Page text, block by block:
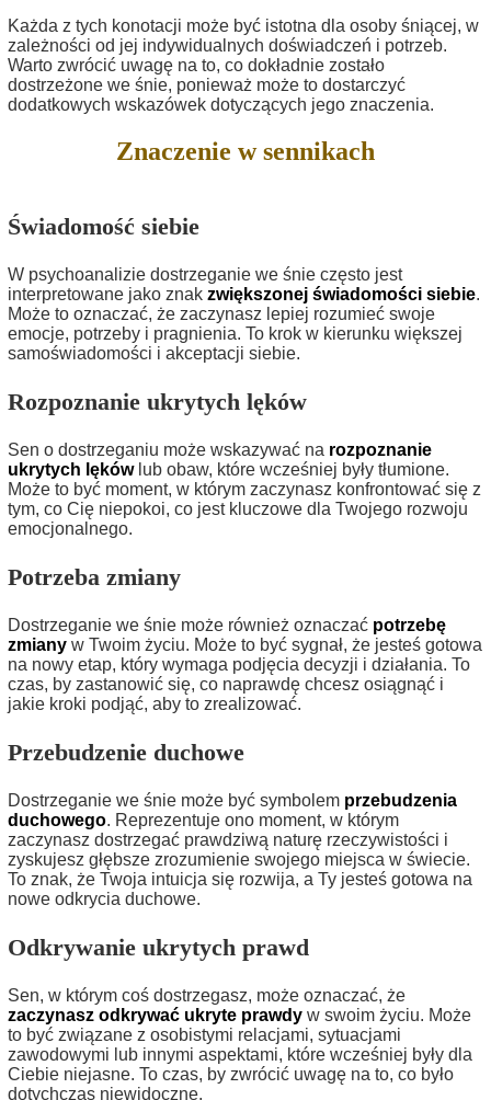
Każda z tych konotacji może być istotna dla osoby śniącej, w
zależności od jej indywidualnych doświadczeń i potrzeb.
Warto zwrócić uwagę na to, co dokładnie zostało
dostrzeżone we śnie, ponieważ może to dostarczyć
dodatkowych wskazówek dotyczących jego znaczenia.
Znaczenie w sennikach
Świadomość siebie
W psychoanalizie dostrzeganie we śnie często jest
interpretowane jako znak zwiększonej świadomości siebie.
Może to oznaczać, że zaczynasz lepiej rozumieć swoje
emocje, potrzeby i pragnienia. To krok w kierunku większej
samoświadomości i akceptacji siebie.
Rozpoznanie ukrytych lęków
Sen o dostrzeganiu może wskazywać na rozpoznanie
ukrytych lękówlub obaw, które wcześniej były tłumione.
Może to być moment, w którym zaczynasz konfrontować się z
tym, co Cię niepokoi, co jest kluczowe dla Twojego rozwoju
emocjonalnego.
Potrzeba zmiany
Dostrzeganie we śnie może również oznaczać potrzebę
zmiany w Twoim życiu. Może to być sygnał, że jesteś gotowa
na nowy etap, który wymaga podjęcia decyzji i działania. To
czas, by zastanowić się, co naprawdę chcesz osiągnąć i
jakie kroki podjąć, aby to zrealizować.
Przebudzenie duchowe
Dostrzeganie we śnie może być symbolem przebudzenia
duchowego. Reprezentuje ono moment, w którym
zaczynasz dostrzegać prawdziwą naturę rzeczywistości i
zyskujesz głębsze zrozumienie swojego miejsca w świecie.
To znak, że Twoja intuicja się rozwija, a Ty jesteś gotowa na
nowe odkrycia duchowe.
Odkrywanie ukrytych prawd
Sen, w którym coś dostrzegasz, może oznaczać, że
zaczynasz odkrywać ukryte prawdy w swoim życiu. Może
to być związane z osobistymi relacjami, sytuacjami
zawodowymi lub innymi aspektami, które wcześniej były dla
Ciebie niejasne. To czas, by zwrócić uwagę na to, co było
dotychczas niewidoczne.